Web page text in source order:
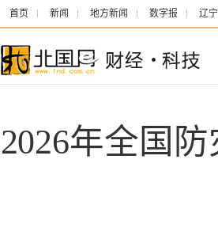
首页 新闻 地方新闻 数字报 辽
2026年全国